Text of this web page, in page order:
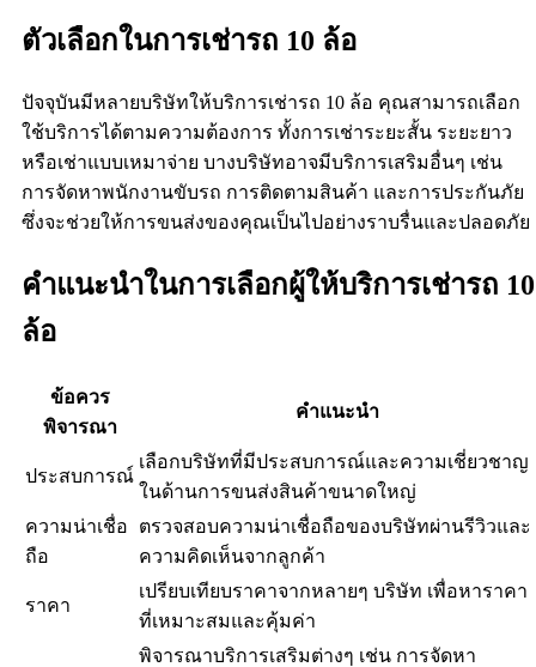
ตัวเลือกในการเช่ารถ 10 ล้อ
ปัจจุบันมีหลายบริษัทให้บริการเช่ารถ 10 ล้อ คุณสามารถเลือก
ใช้บริการได้ตามความต้องการ ทั้งการเช่าระยะสั้น ระยะยาว
หรือเช่าแบบเหมาจ่าย บางบริษัทอาจมีบริการเสริมอื่นๆ เช่น
การจัดหาพนักงานขับรถ การติดตามสินค้า และการประกันภัย
ซึ่งจะช่วยให้การขนส่งของคุณเป็นไปอย่างราบรื่นและปลอดภัย
คำแนะนำในการเลือกผู้ให้บริการเช่ารถ 10
ล้อ
ข้อควร
พิจารณา
คำแนะนำ
ประสบการณ์
เลือกบริษัทที่มีประสบการณ์และความเชี่ยวชาญ
ในด้านการขนส่งสินค้าขนาดใหญ่
ความน่าเชื่อ
ถือ
ตรวจสอบความน่าเชื่อถือของบริษัทผ่านรีวิวและ
ความคิดเห็นจากลูกค้า
ราคา
เปรียบเทียบราคาจากหลายๆ บริษัท เพื่อหาราคา
ที่เหมาะสมและคุ้มค่า
พิจารณาบริการเสริมต่างๆ เช่น การจัดหา